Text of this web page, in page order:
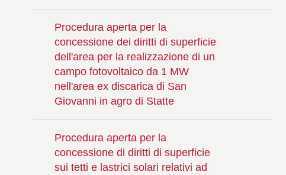
Procedura aperta per la
concessione dei diritti di superficie
dell'area per la realizzazione di un
campo fotovoltaico da 1 MW
nell'area ex discarica di San
Giovanni in agro di Statte
Procedura aperta per la
concessione di diritti di superficie
sui tetti e lastrici solari relativi ad